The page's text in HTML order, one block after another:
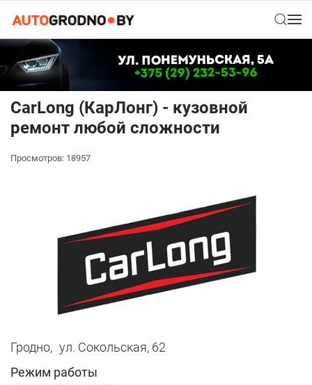
CarLong (КарЛонг) - кузовной
ремонт любой сложности
Просмотров: 18957
Гродно, ул. Сокольская, 62
Режим работы